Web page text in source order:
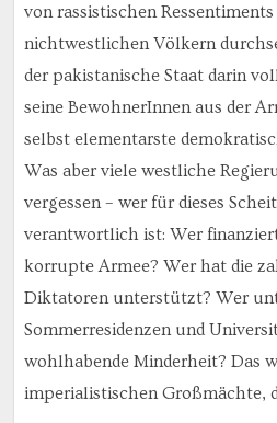
von rassistischen
nichtwestlichen Völkern
der pakistanische Staat darin
seine BewohnerInnen aus der
selbst elementarste
Was aber viele westliche
vergessen – wer für dieses
verantwortlich ist: Wer
korrupte Armee? Wer hat die
Diktatoren unterstützt? Wer
Sommerresidenzen und
wohlhabende Minderheit? Das
imperialistischen Großmächte,